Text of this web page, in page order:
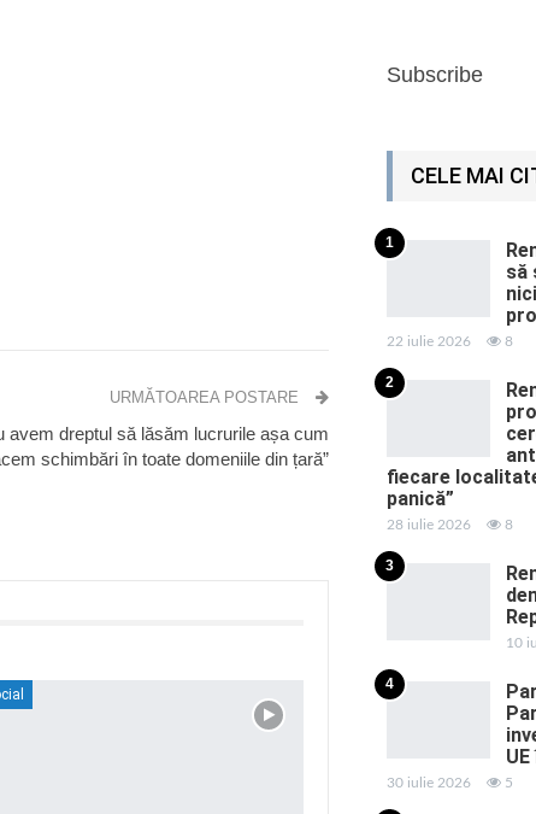
URMĂTOAREA POSTARE
avem dreptul să lăsăm lucrurile așa cum
schimbări în toate domeniile din țară”
Subscribe
CELE MAI
1
să
22 iulie 2026 8
2
fiecare
panică”
28 iulie 2026 8
3
10
4
30 iulie 2026 5